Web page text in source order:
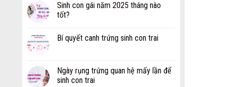
Sinh con gái năm 2025 tháng nào
tốt?
Bí quyết canh trứng sinh con trai
Ngày rụng trứng quan hệ mấy lần để
sinh con trai